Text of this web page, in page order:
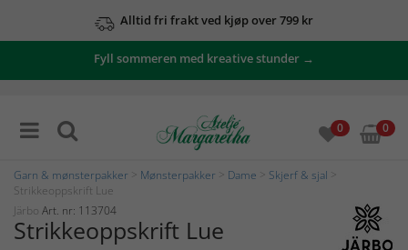
Alltid fri frakt ved kjøp over 799 kr
Fyll sommeren med kreative stunder →
0 0
Garn & mønsterpakker Mønsterpakker Dame Skjerf & sjal
Strikkeoppskrift Lue
Järbo Art. nr: 113704
Strikkeoppskrift Lue